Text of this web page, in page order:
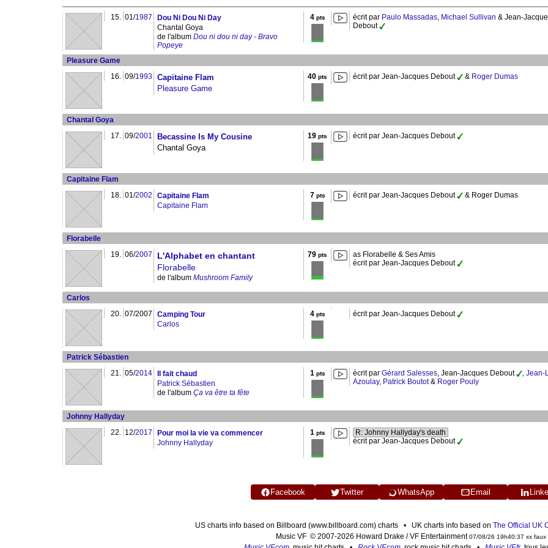
15. 01/1987
Dou Ni Dou Ni Day
Chantal Goya
de l'album Dou ni dou ni day - Bravo
Popeye
4pts écrit par Paulo Massadas, Michael Sullivan & Jean-
Debout
Pleasure Game
16. 09/1993
Capitaine Flam
Pleasure Game
40 pts écrit par Jean-Jacques Debout & Roger Dumas
Chantal Goya
17. 09/2001
Becassine Is My Cousine
Chantal Goya
19 pts écrit par Jean-Jacques Debout
Capitaine Flam
18. 01/2002
Capitaine Flam
Capitaine Flam
7 pts écrit par Jean-Jacques Debout & Roger Dumas
Florabelle
19. 06/2007
L'Alphabet en chantant
Florabelle
de l'album Mushroom Family
79 pts
as Florabelle & Ses Amis
écrit par Jean-Jacques Debout
Carlos
20. 07/2007
Camping Tour
Carlos
4pts écrit par Jean-Jacques Debout
Patrick Sébastien
21. 05/2014
Il fait chaud
Patrick Sébastien
de l'album Ça va être ta fête
1 pts écrit par Gérard Salesses, Jean-Jacques Debout , Jean-
Azoulay, Patrick Boutot& Roger Pouly
Johnny Hallyday
22. 12/2017
Pour moi la vie va commencer
Johnny Hallyday
1 pts
R: Johnny Hallyday's death
écrit par Jean-Jacques Debout
Facebook Twitter WhatsApp Email
US charts info based on Billboard (www.billboard.com) charts • UK charts info based on The Official UK
Music VF © 2007-2026 Howard Drake / VF Entertainment07/08/26 19h40:37 xx faux